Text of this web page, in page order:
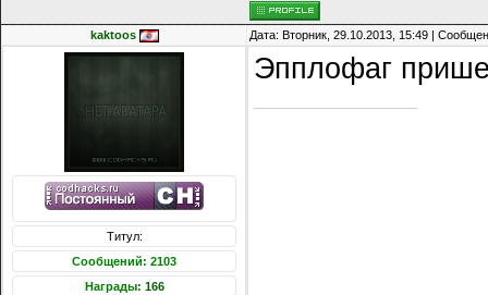
kaktoos Дата: Вторник, 29.10.2013, 15:49 |
Титул:
Сообщений: 2103
Награды: 166
Эпплофаг